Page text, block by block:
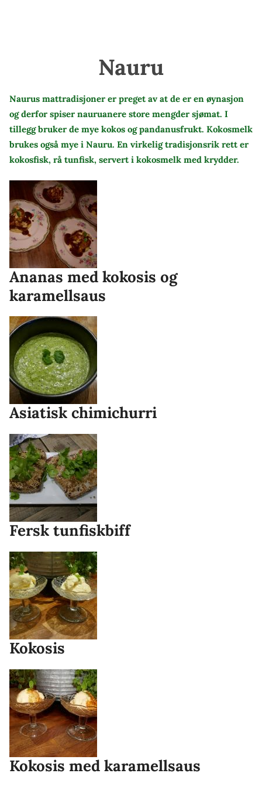
Nauru
Naurus mattradisjoner er preget av at de er en øynasjon
og derfor spiser nauruanere store mengder sjømat. I
tillegg bruker de mye kokos og pandanusfrukt. Kokosmelk
brukes også mye i Nauru. En virkelig tradisjonsrik rett er
kokosfisk, rå tunfisk, servert i kokosmelk med krydder.
Ananas med kokosis og
karamellsaus
Asiatisk chimichurri
Fersk tunfiskbiff
Kokosis
Kokosis med karamellsaus